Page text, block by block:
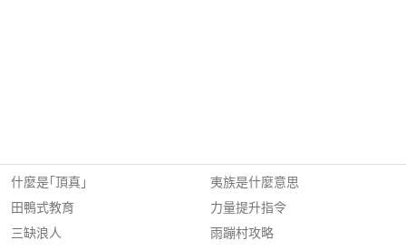
什麼是｢頂真｣
田鴨式教育
三缺浪人
夷族是什麼意思
力量提升指令
雨蹦村攻略